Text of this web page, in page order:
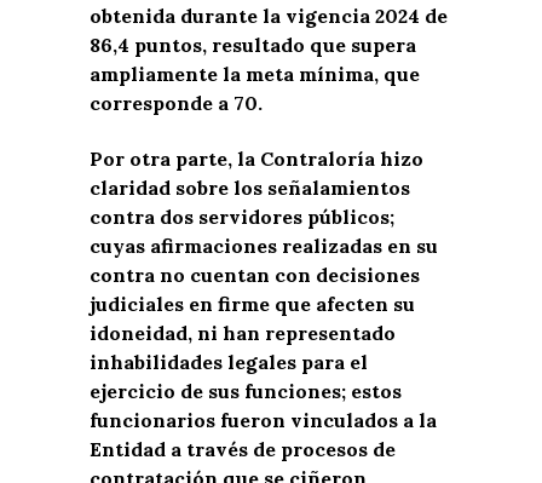
obtenida durante la vigencia 2024 de
86,4 puntos, resultado que supera
ampliamente la meta mínima, que
corresponde a 70.
Por otra parte, la Contraloría hizo
claridad sobre los señalamientos
contra dos servidores públicos;
cuyas afirmaciones realizadas en su
contra no cuentan con decisiones
judiciales en firme que afecten su
idoneidad, ni han representado
inhabilidades legales para el
ejercicio de sus funciones; estos
funcionarios fueron vinculados a la
Entidad a través de procesos de
contratación que se ciñeron